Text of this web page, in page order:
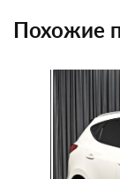
Похожие